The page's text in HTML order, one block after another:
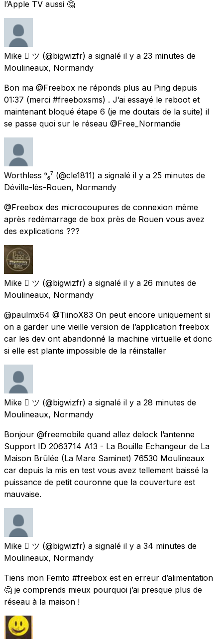
l’Apple TV aussi 🤔
Mike  ツ (@bigwizfr) a signalé il y a 23 minutes de
Moulineaux, Normandy
Bon ma @Freebox ne réponds plus au Ping depuis
01:37 (merci #freeboxsms) . J’ai essayé le reboot et
maintenant bloqué étape 6 (je me doutais de la suite) il
se passe quoi sur le réseau @Free_Normandie
Worthless ⁶₆⁷ (@cle1811) a signalé il y a 25 minutes de
Déville-lès-Rouen, Normandy
@Freebox des microcoupures de connexion même
après redémarrage de box près de Rouen vous avez
des explications ???
Mike  ツ (@bigwizfr) a signalé il y a 26 minutes de
Moulineaux, Normandy
@paulmx64 @TiinoX83 On peut encore uniquement si
on a garder une vieille version de l’application freebox
car les dev ont abandonné la machine virtuelle et donc
si elle est plante impossible de la réinstaller
Mike  ツ (@bigwizfr) a signalé il y a 28 minutes de
Moulineaux, Normandy
Bonjour @freemobile quand allez delock l’antenne
Support ID 2063714 A13 - La Bouille Echangeur de La
Maison Brûlée (La Mare Saminet) 76530 Moulineaux
car depuis la mis en test vous avez tellement baissé la
puissance de petit couronne que la couverture est
mauvaise.
Mike  ツ (@bigwizfr) a signalé il y a 34 minutes de
Moulineaux, Normandy
Tiens mon Femto #freebox est en erreur d’alimentation
🤔 je comprends mieux pourquoi j’ai presque plus de
réseau à la maison !